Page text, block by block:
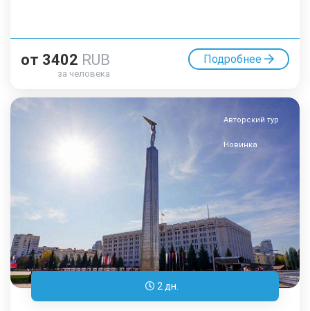
от 3402 RUB
за человека
Подробнее
Авторский тур
Новинка
2 дн.